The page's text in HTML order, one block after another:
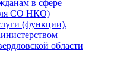
в сфере
СО НКО)
(функции),
области